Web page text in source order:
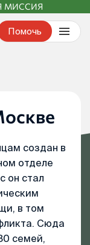
МИССИЯ
Помочь
создан в
отделе
он стал
в том
Сюда
семей,